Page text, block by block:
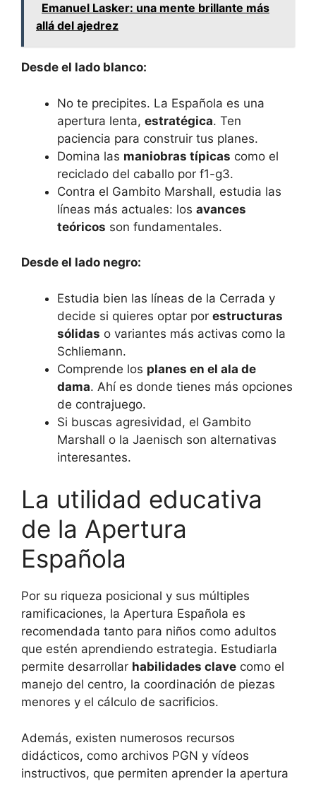
Emanuel Lasker: una mente brillante más
allá del ajedrez
Desde el lado blanco:
No te precipites. La Española es una
apertura lenta, estratégica. Ten
paciencia para construir tus planes.
Domina las maniobras típicas como el
reciclado del caballo por f1-g3.
Contra el Gambito Marshall, estudia las
líneas más actuales: los avances
teóricos son fundamentales.
Desde el lado negro:
Estudia bien las líneas de la Cerrada y
decide si quieres optar por estructuras
sólidas o variantes más activas como la
Schliemann.
Comprende los planes en el ala de
dama. Ahí es donde tienes más opciones
de contrajuego.
Si buscas agresividad, el Gambito
Marshall o la Jaenisch son alternativas
interesantes.
La utilidad educativa
de la Apertura
Española
Por su riqueza posicional y sus múltiples
ramificaciones, la Apertura Española es
recomendada tanto para niños como adultos
que estén aprendiendo estrategia. Estudiarla
permite desarrollar habilidades clave como el
manejo del centro, la coordinación de piezas
menores y el cálculo de sacrificios.
Además, existen numerosos recursos
didácticos, como archivos PGN y vídeos
instructivos, que permiten aprender la apertura